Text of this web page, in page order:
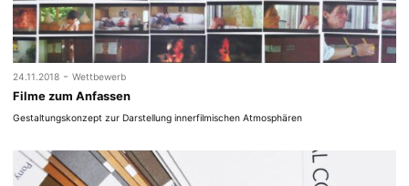
24.11.2018 - Wettbewerb
Filme zum Anfassen
Gestaltungskonzept zur Darstellung innerfilmischen Atmosphären